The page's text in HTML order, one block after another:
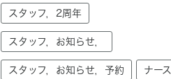
スタッフ，2周年
スタッフ，お知らせ，
スタッフ，お知らせ，予約 ナース